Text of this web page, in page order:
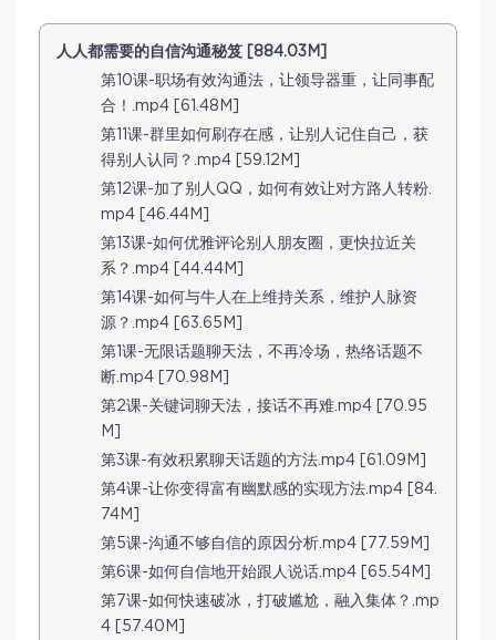
人人都需要的自信沟通秘笈 [884.03M]
第10课-职场有效沟通法，让领导器重，让同事配
合！.mp4 [61.48M]
第11课-群里如何刷存在感，让别人记住自己，获
得别人认同？.mp4 [59.12M]
第12课-加了别人QQ，如何有效让对方路人转粉.
mp4 [46.44M]
第13课-如何优雅评论别人朋友圈，更快拉近关
系？.mp4 [44.44M]
第14课-如何与牛人在上维持关系，维护人脉资
源？.mp4 [63.65M]
第1课-无限话题聊天法，不再冷场，热络话题不
断.mp4 [70.98M]
第2课-关键词聊天法，接话不再难.mp4 [70.95
M]
第3课-有效积累聊天话题的方法.mp4 [61.09M]
第4课-让你变得富有幽默感的实现方法.mp4 [84.
74M]
第5课-沟通不够自信的原因分析.mp4 [77.59M]
第6课-如何自信地开始跟人说话.mp4 [65.54M]
第7课-如何快速破冰，打破尴尬，融入集体？.mp
4 [57.40M]